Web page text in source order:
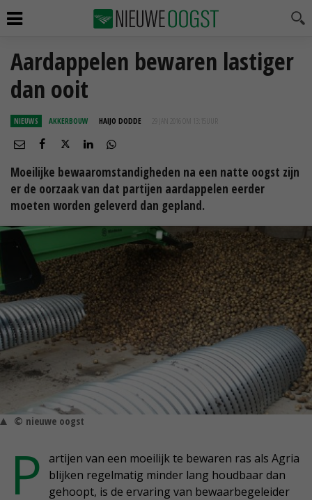
Aardappelen bewaren lastiger
dan ooit
NIEUWS AKKERBOUW HAIJO DODDE 29 JAN 2016 OM 13:15
Moeilijke bewaaromstandigheden na een natte oogst zijn
er de oorzaak van dat partijen aardappelen eerder
moeten worden geleverd dan gepland.
© nieuwe oogst
P artijen van een moeilijk te bewaren ras als Agria
blijken regelmatig minder lang houdbaar dan
gehoopt, is de ervaring van bewaarbegeleider